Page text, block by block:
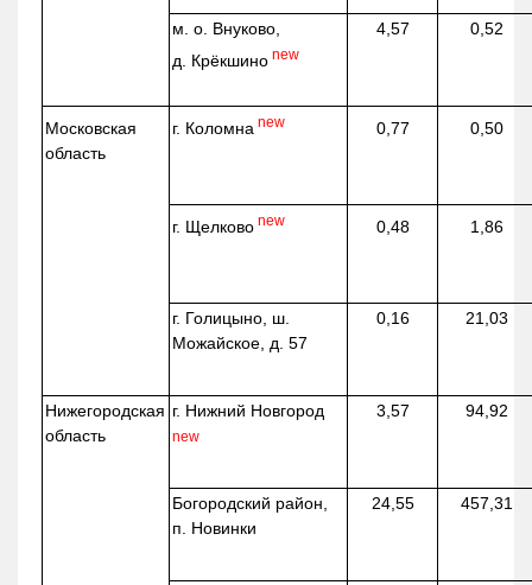
м. о. Внуково,
д. Крёкшино new
4,57 0,52
Московская
область
г. Коломна new 0,77 0,50
г. Щелково new 0,48 1,86
г. Голицыно, ш.
Можайское, д. 57
0,16 21,03
Нижегородская
область
г. Нижний Новгород
new
3,57 94,92
Богородский район,
п. Новинки
24,55 457,31